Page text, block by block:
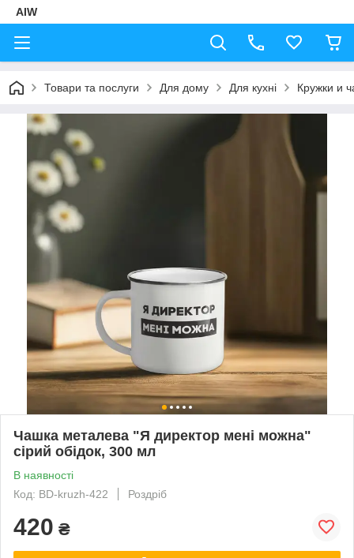
AIW
Товари та послуги Для дому Для кухні Кружки и
Чашка металева "Я директор мені можна"
сірий обідок, 300 мл
В наявності
Код: BD-kruzh-422
Роздріб
420 ₴